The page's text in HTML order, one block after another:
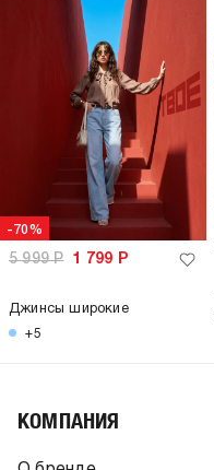
-70%
5 999Р 1 799 Р
Джинсы широкие
+5
КОМПАНИЯ